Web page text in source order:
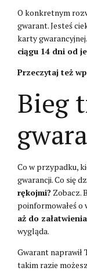
O konkretnym
gwarant. Jesteś
karty
ciągu 14 dni od
Przeczytaj też
Bieg
Co w przypadku,
gwarancji. Co się
rękojmi? Zobacz.
poinformowałeś o
aż do
wygląda.
Gwarant naprawił
takim razie